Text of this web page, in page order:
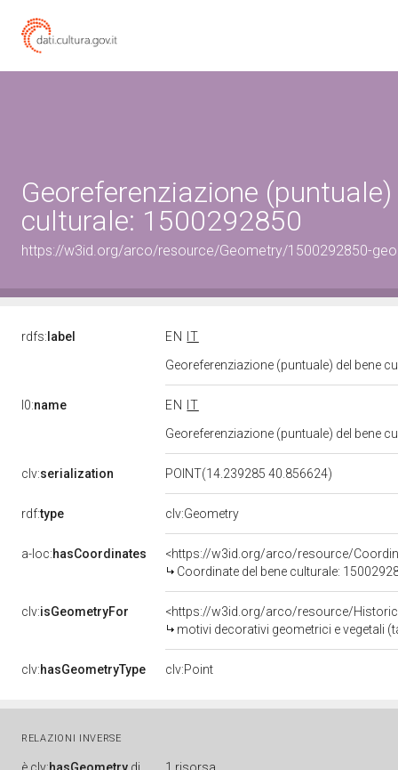
Georeferenziazione
culturale: 1500292850
https://w3id.org/arco/resource/Geometry/1500292850-
rdfs: label EN
IT
Georeferenziazione (puntuale) del bene
l0:name EN
IT
Georeferenziazione (puntuale) del bene
clv:serialization POINT(14.239285 40.856624)
rdf:type clv:Geometry
a-loc:hasCoordinates
<https://w3id.org/arco/resource/
Coordinate del bene culturale:
clv:isGeometryFor
<https://w3id.org/arco/resource/
motivi decorativi geometrici e vegetali
clv:hasGeometryType clv:Point
RELAZIONI INVERSE